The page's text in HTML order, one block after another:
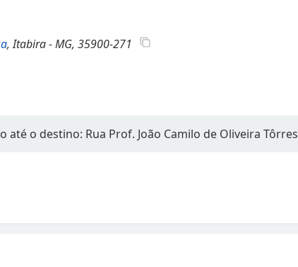
, Itabira - MG, 35900-271
o destino: Rua Prof. João Camilo de Oliveira Tôrres